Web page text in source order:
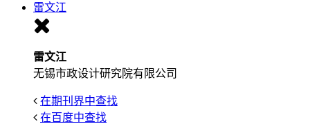
雷文江
雷文江
无锡市政设计研究院有限公司
在期刊界中查找
在百度中查找